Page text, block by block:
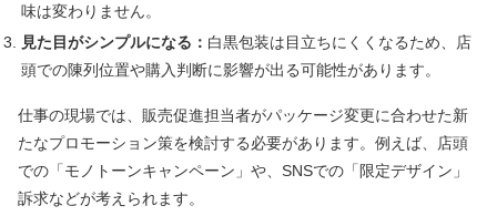
味は変わりません。
見た目がシンプルになる： 白黒包装は目立ちにくくなるため、店
頭での陳列位置や購入判断に影響が出る可能性があります。
仕事の現場では、販売促進担当者がパッケージ変更に合わせた新
たなプロモーション策を検討する必要があります。例えば、店頭
での「モノトーンキャンペーン」や、SNSでの「限定デザイン」
訴求などが考えられます。